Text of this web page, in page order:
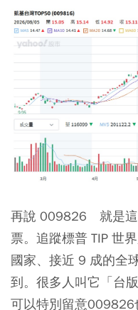
再說 009826 就是這
票。追蹤標普 TIP 世
國家、接近 9 成的全
到。很多人叫它「台
可以特別留意009826